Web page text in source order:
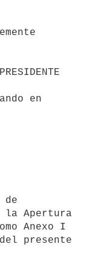
la Apertura
Anexo I
presente